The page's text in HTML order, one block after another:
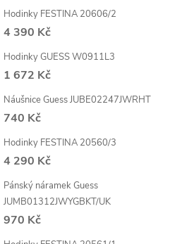
Hodinky FESTINA 20606/2
4 390 Kč
Hodinky GUESS W0911L3
1 672 Kč
Náušnice Guess JUBE02247JWRHT
740 Kč
Hodinky FESTINA 20560/3
4 290 Kč
Pánský náramek Guess
JUMB01312JWYGBKT/UK
970 Kč